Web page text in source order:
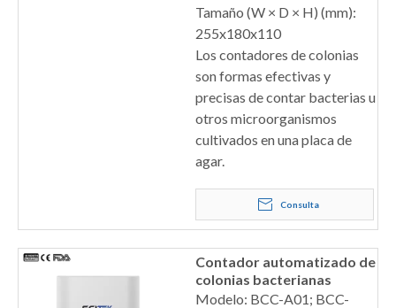
Tamaño (W × D × H) (mm):
255x180x110
Los contadores de colonias
son formas efectivas y
precisas de contar bacterias u
otros microorganismos
cultivados en una placa de
agar.
Consulta
Contador automatizado de
colonias bacterianas
Modelo: BCC-A01; BCC-